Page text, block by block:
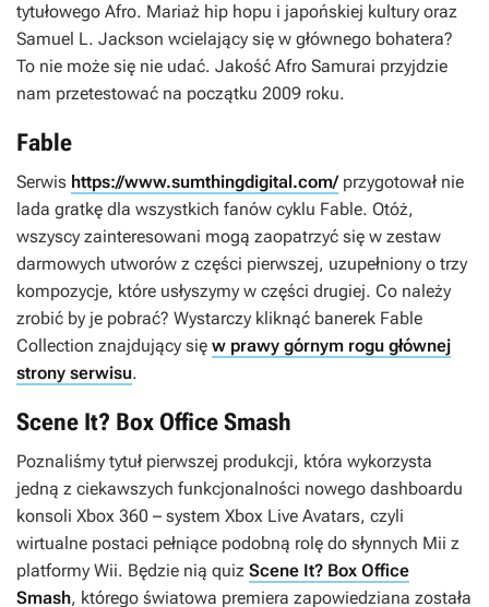
tytułowego Afro. Mariaż hip hopu i japońskiej kultury oraz
Samuel L. Jackson wcielający się w głównego bohatera?
To nie może się nie udać. Jakość Afro Samurai przyjdzie
nam przetestować na początku 2009 roku.
Fable
Serwis https://www.sumthingdigital.com/przygotował nie
lada gratkę dla wszystkich fanów cyklu Fable. Otóż,
wszyscy zainteresowani mogą zaopatrzyć się w zestaw
darmowych utworów z części pierwszej, uzupełniony o trzy
kompozycje, które usłyszymy w części drugiej. Co należy
zrobić by je pobrać? Wystarczy kliknąć banerek Fable
Collection znajdujący się w prawy górnym rogu głównej
strony serwisu.
Scene It? Box Office Smash
Poznaliśmy tytuł pierwszej produkcji, która wykorzysta
jedną z ciekawszych funkcjonalności nowego dashboardu
konsoli Xbox 360 – system Xbox Live Avatars, czyli
wirtualne postaci pełniące podobną rolę do słynnych Mii z
platformy Wii. Będzie nią quiz Scene It? Box Office
Smash, którego światowa premiera zapowiedziana została